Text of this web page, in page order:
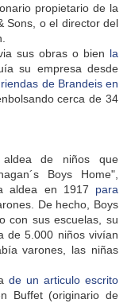
propietario de la
Sons, o el director del
sus obras o bien la
su empresa desde
de Brandeis en
cerca de 34
de niños que
Boys Home",
aldea en 1917 para
De hecho, Boys
con sus escuelas, su
de 5.000 niños vivían
varones, las niñas
de un articulo escrito
Buffet (originario de